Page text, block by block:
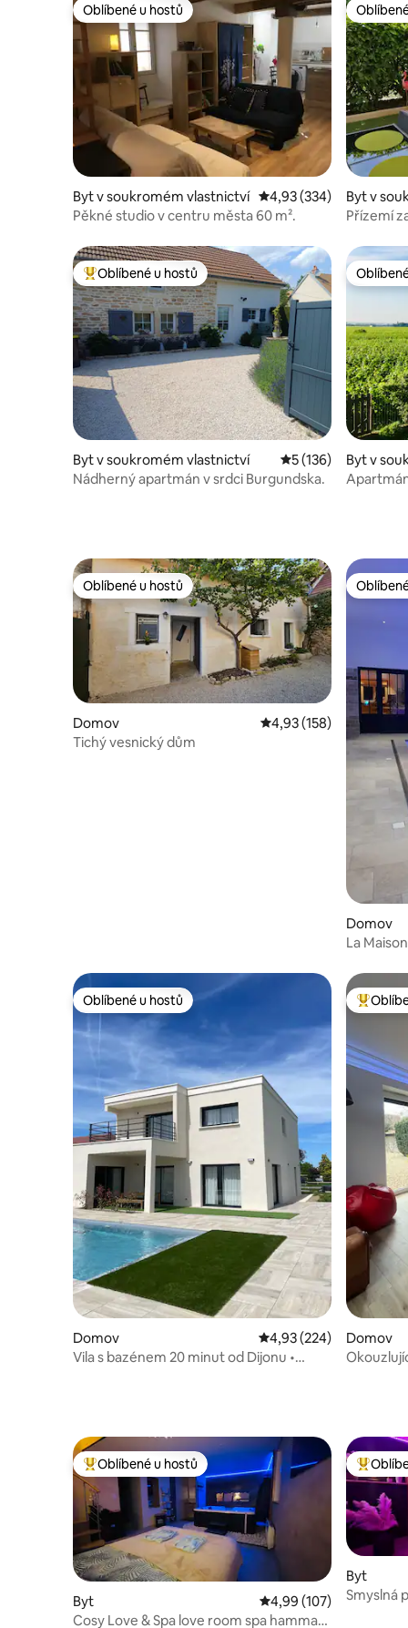
Oblíbené u hostů
Oblíbené u hostů
Byt v soukromém vlastnictví Průměrné hodnocení
4,93 (334)
Pěkné studio v centru města 60 m².
Byt v
Přízemí
Nejlepší v kategorii Oblíbené u hostů
Oblíbené u hostů
Byt v soukromém vlastnictví Průměrné
5 (136)
Nádherný apartmán v srdci Burgundska.
Byt v
Oblíbené u hostů
Oblíbené u hostů
Domov Průměrné hodnocení
4,93 (158)
Tichý vesnický dům
Domov
La
Oblíbené u hostů
Oblíbené u hostů
Domov Průměrné hodnocení
4,93 (224)
Vila s bazénem 20 minut od Dijonu •
Nejlepší
Domov
Nejlepší v kategorii Oblíbené u hostů
Oblíbené u hostů
Byt Průměrné hodnocení
4,99 (107)
Cosy Love & Spa love room spa hammam
Byt
Smyslná